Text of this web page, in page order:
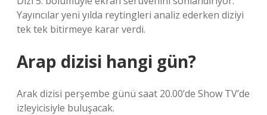
Yayıncılar yeni yılda reytingleri analiz ederken diziyi
tek tek bitirmeye karar verdi.
Arap dizisi hangi gün?
Arak dizisi perşembe günü saat 20.00’de Show TV’de
izleyicisiyle buluşacak.